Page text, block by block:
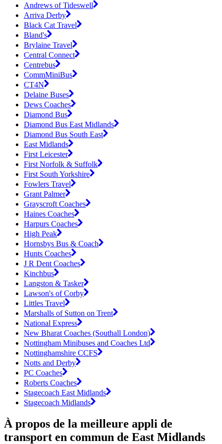
Andrews of Tideswell
Arriva Derby
Black Cat Travel
Bland's
Brylaine Travel
Central Connect
Centrebus
CommMiniBus
CT4N
Delaine Buses
Dews Coaches
Diamond Bus
Diamond Bus East Midlands
Diamond Bus South East
East Midlands
First Leicester
First Norfolk & Suffolk
First South Yorkshire
Fowlers Travel
Grant Palmer
Grayscroft Coaches
Haines Coaches
Harpurs Coaches
High Peak
Hornsbys Bus & Coach
Hunts Coaches
J R Dent Coaches
Kinchbus
Langston & Tasker
Lawson's of Corby
Littles Travel
Marshalls of Sutton on Trent
National Express
New Bharat Coaches (Southall London)
Nottingham Minibuses and Coaches Ltd
Nottinghamshire CCFS
Notts and Derby
PC Coaches
Roberts Coaches
Stagecoach East Midlands
Stagecoach Midlands
À propos de la meilleure appli de
transport en commun de East Midlands